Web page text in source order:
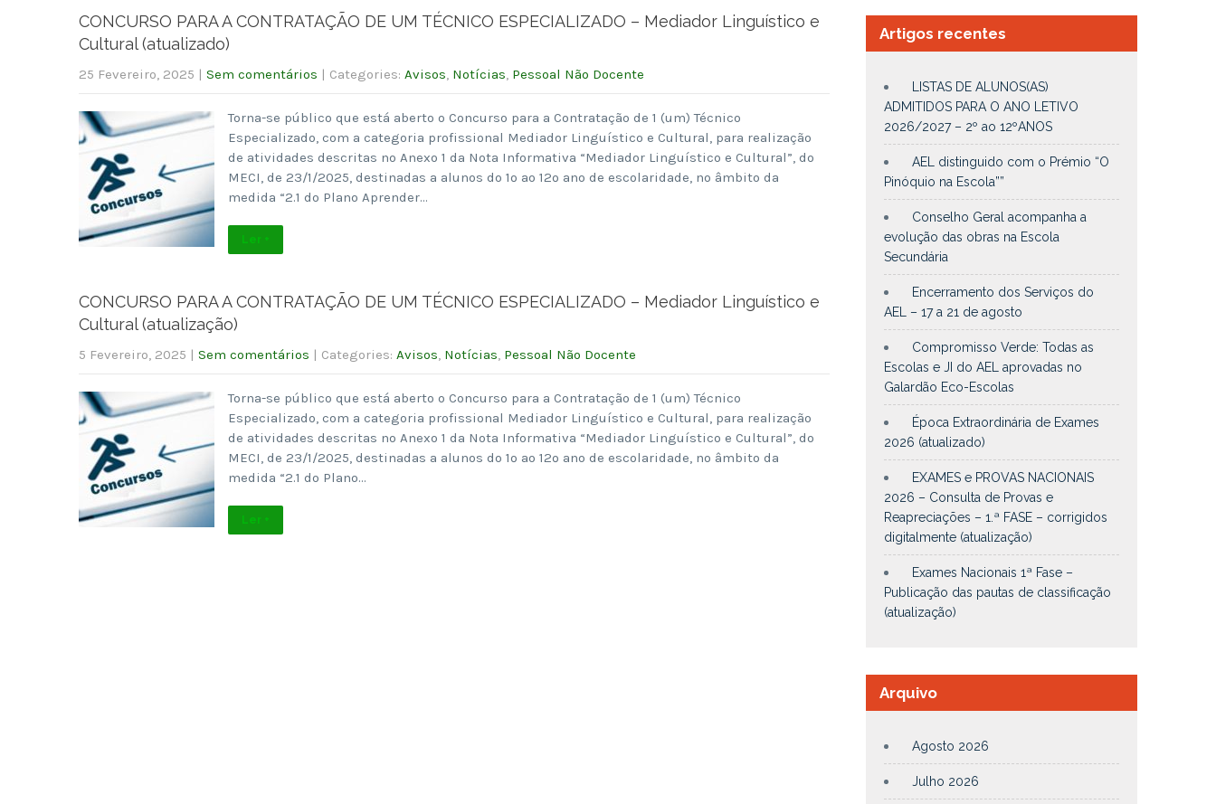
CONCURSO PARA A CONTRATAÇÃO DE UM TÉCNICO ESPECIALIZADO – Mediador Linguístico e
Cultural (atualizado)
25 Fevereiro, 2025 | Sem comentários | Categories: Avisos, Notícias, Pessoal Não Docente
Torna-se público que está aberto o Concurso para a Contratação de 1 (um) Técnico
Especializado, com a categoria profissional Mediador Linguístico e Cultural, para realização
de atividades descritas no Anexo 1 da Nota Informativa “Mediador Linguístico e Cultural”, do
MECI, de 23/1/2025, destinadas a alunos do 1º ao 12º ano de escolaridade, no âmbito da
medida “2.1 do Plano Aprender…
Ler +
CONCURSO PARA A CONTRATAÇÃO DE UM TÉCNICO ESPECIALIZADO – Mediador Linguístico e
Cultural (atualização)
5 Fevereiro, 2025 | Sem comentários | Categories: Avisos, Notícias, Pessoal Não Docente
Torna-se público que está aberto o Concurso para a Contratação de 1 (um) Técnico
Especializado, com a categoria profissional Mediador Linguístico e Cultural, para realização
de atividades descritas no Anexo 1 da Nota Informativa “Mediador Linguístico e Cultural”, do
MECI, de 23/1/2025, destinadas a alunos do 1º ao 12º ano de escolaridade, no âmbito da
medida “2.1 do Plano…
Ler +
Artigos recentes
LISTAS DE ALUNOS(AS)
ADMITIDOS PARA O ANO LETIVO
2026/2027 – 2º ao 12ºANOS
AEL distinguido com o Prémio “O
Pinóquio na Escola””
Conselho Geral acompanha a
evolução das obras na Escola
Secundária
Encerramento dos Serviços do
AEL – 17 a 21 de agosto
Compromisso Verde: Todas as
Escolas e JI do AEL aprovadas no
Galardão Eco-Escolas
Época Extraordinária de Exames
2026 (atualizado)
EXAMES e PROVAS NACIONAIS
2026 – Consulta de Provas e
Reapreciações – 1.ª FASE – corrigidos
digitalmente (atualização)
Exames Nacionais 1ª Fase –
Publicação das pautas de classificação
(atualização)
Arquivo
Agosto 2026
Julho 2026